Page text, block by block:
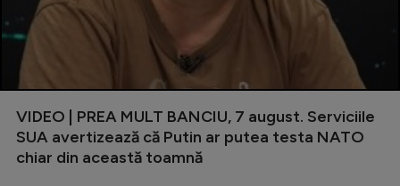
VIDEO | PREA MULT BANCIU, 7 august. Serviciile
SUA avertizează că Putin ar putea testa NATO
chiar din această toamnă